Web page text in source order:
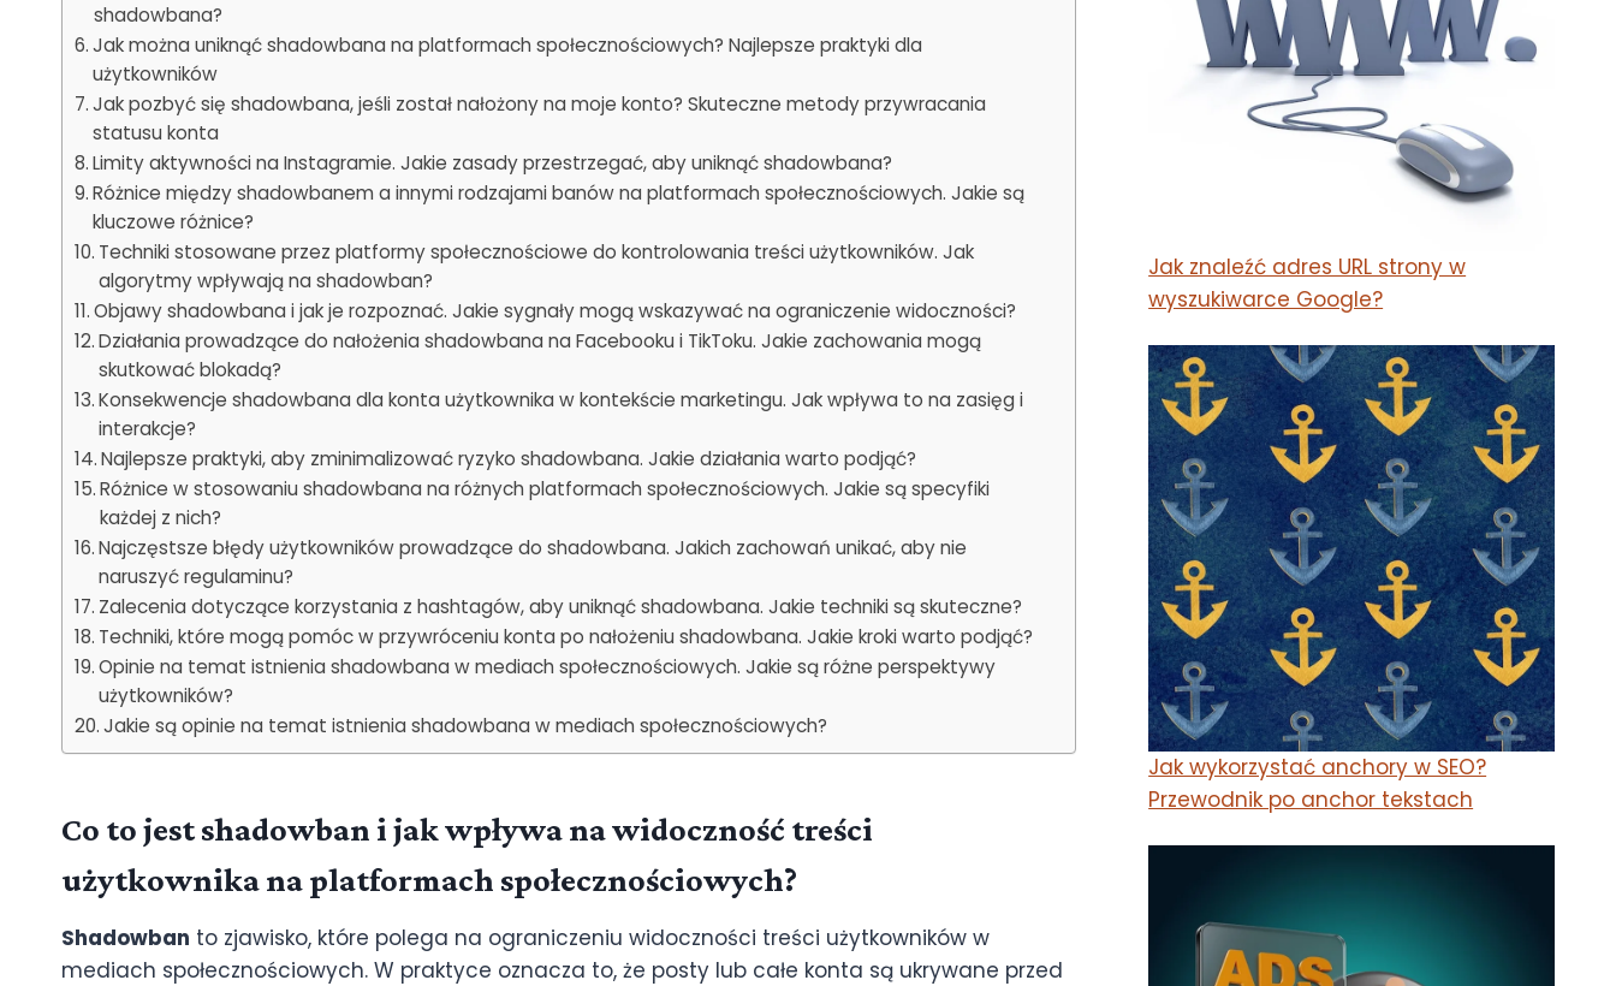
shadowbana?
Jak można uniknąć shadowbana na platformach społecznościowych? Najlepsze praktyki dla
użytkowników
Jak pozbyć się shadowbana, jeśli został nałożony na moje konto? Skuteczne metody przywracania
statusu konta
Limity aktywności na Instagramie. Jakie zasady przestrzegać, aby uniknąć shadowbana?
Różnice między shadowbanem a innymi rodzajami banów na platformach społecznościowych. Jakie są
kluczowe różnice?
Techniki stosowane przez platformy społecznościowe do kontrolowania treści użytkowników. Jak
algorytmy wpływają na shadowban?
Objawy shadowbana i jak je rozpoznać. Jakie sygnały mogą wskazywać na ograniczenie widoczności?
Działania prowadzące do nałożenia shadowbana na Facebooku i TikToku. Jakie zachowania mogą
skutkować blokadą?
Konsekwencje shadowbana dla konta użytkownika w kontekście marketingu. Jak wpływa to na zasięg i
interakcje?
Najlepsze praktyki, aby zminimalizować ryzyko shadowbana. Jakie działania warto podjąć?
Różnice w stosowaniu shadowbana na różnych platformach społecznościowych. Jakie są specyfiki
każdej z nich?
Najczęstsze błędy użytkowników prowadzące do shadowbana. Jakich zachowań unikać, aby nie
naruszyć regulaminu?
Zalecenia dotyczące korzystania z hashtagów, aby uniknąć shadowbana. Jakie techniki są skuteczne?
Techniki, które mogą pomóc w przywróceniu konta po nałożeniu shadowbana. Jakie kroki warto podjąć?
Opinie na temat istnienia shadowbana w mediach społecznościowych. Jakie są różne perspektywy
użytkowników?
Jakie są opinie na temat istnienia shadowbana w mediach społecznościowych?
Co to jest shadowban i jak wpływa na widoczność treści
użytkownika na platformach społecznościowych?
Shadowban to zjawisko, które polega na ograniczeniu widoczności treści użytkowników w
mediach społecznościowych. W praktyce oznacza to, że posty lub całe konta są ukrywane przed
Jak znaleźć adres URL strony w
wyszukiwarce Google?
Jak wykorzystać anchory w SEO?
Przewodnik po anchor tekstach